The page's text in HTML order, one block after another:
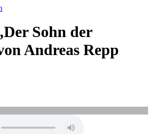
Sohn der
Andreas Repp